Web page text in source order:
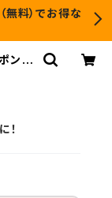
料）でお得な
ンで
！